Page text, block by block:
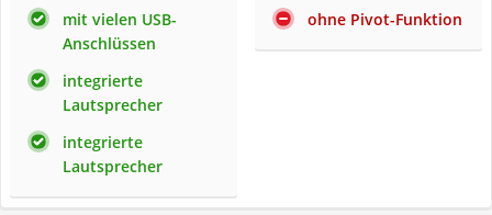
mit vielen USB-
Anschlüssen
integrierte
Lautsprecher
integrierte
Lautsprecher
ohne Pivot-Funktion